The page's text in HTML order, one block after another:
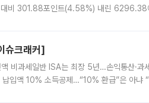
대비 301.88포인트(4.58%) 내린 6296.38
슈크래커]
비과세일반 ISA는 최장 5년…손익통산·과
입액 10% 소득공제…“10% 환급”은 아냐